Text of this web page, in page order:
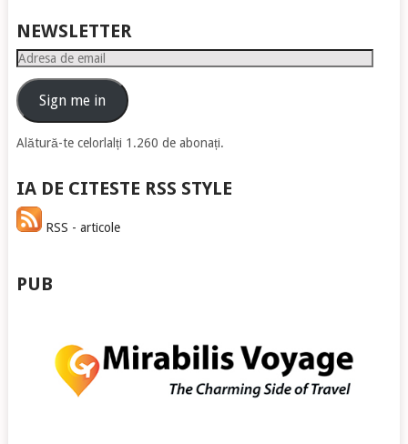
NEWSLETTER
Adresa
emailSign me in
Alătură-te celorlalți 1.260 de abonați.
IA DE CITESTE RSS STYLE
RSS - articole
PUB